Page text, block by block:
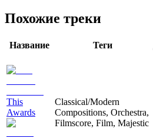
Похожие треки
Название Теги
This
Awards
Classical/Modern
Compositions, Orchestra,
Filmscore, Film, Majestic